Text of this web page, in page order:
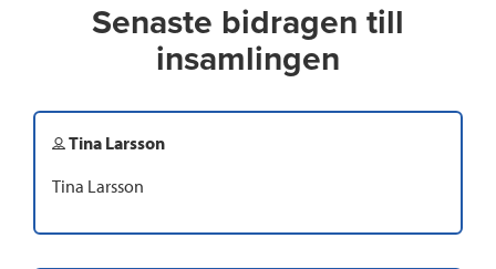
Senaste bidragen till
insamlingen
Tina Larsson
Tina Larsson